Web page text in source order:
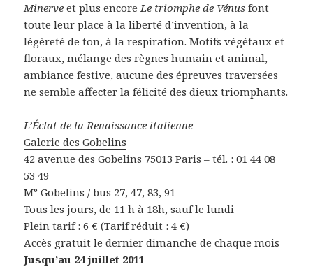
Minerve et plus encoreLe triomphe de Vénus font
toute leur place à la liberté d’invention, à la
légèreté de ton, à la respiration. Motifs végétaux et
floraux, mélange des règnes humain et animal,
ambiance festive, aucune des épreuves traversées
ne semble affecter la félicité des dieux triomphants.
L’Éclat de la Renaissance italienne
Galerie des Gobelins
42 avenue des Gobelins 75013 Paris – tél. : 01 44 08
53 49
M° Gobelins / bus 27, 47, 83, 91
Tous les jours, de 11 h à 18h, sauf le lundi
Plein tarif : 6 € (Tarif réduit : 4 €)
Accès gratuit le dernier dimanche de chaque mois
Jusqu’au 24 juillet 2011